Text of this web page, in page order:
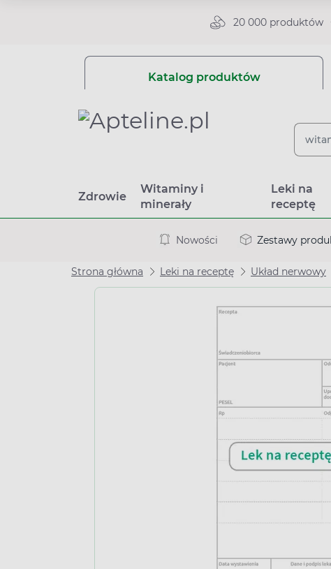
20 000 produktów
Katalog produktów
Zdrowie
Witaminy i
minerały
Leki na
receptę
Nowości Zestawy
Strona główna Leki na receptę Układ nerwowy